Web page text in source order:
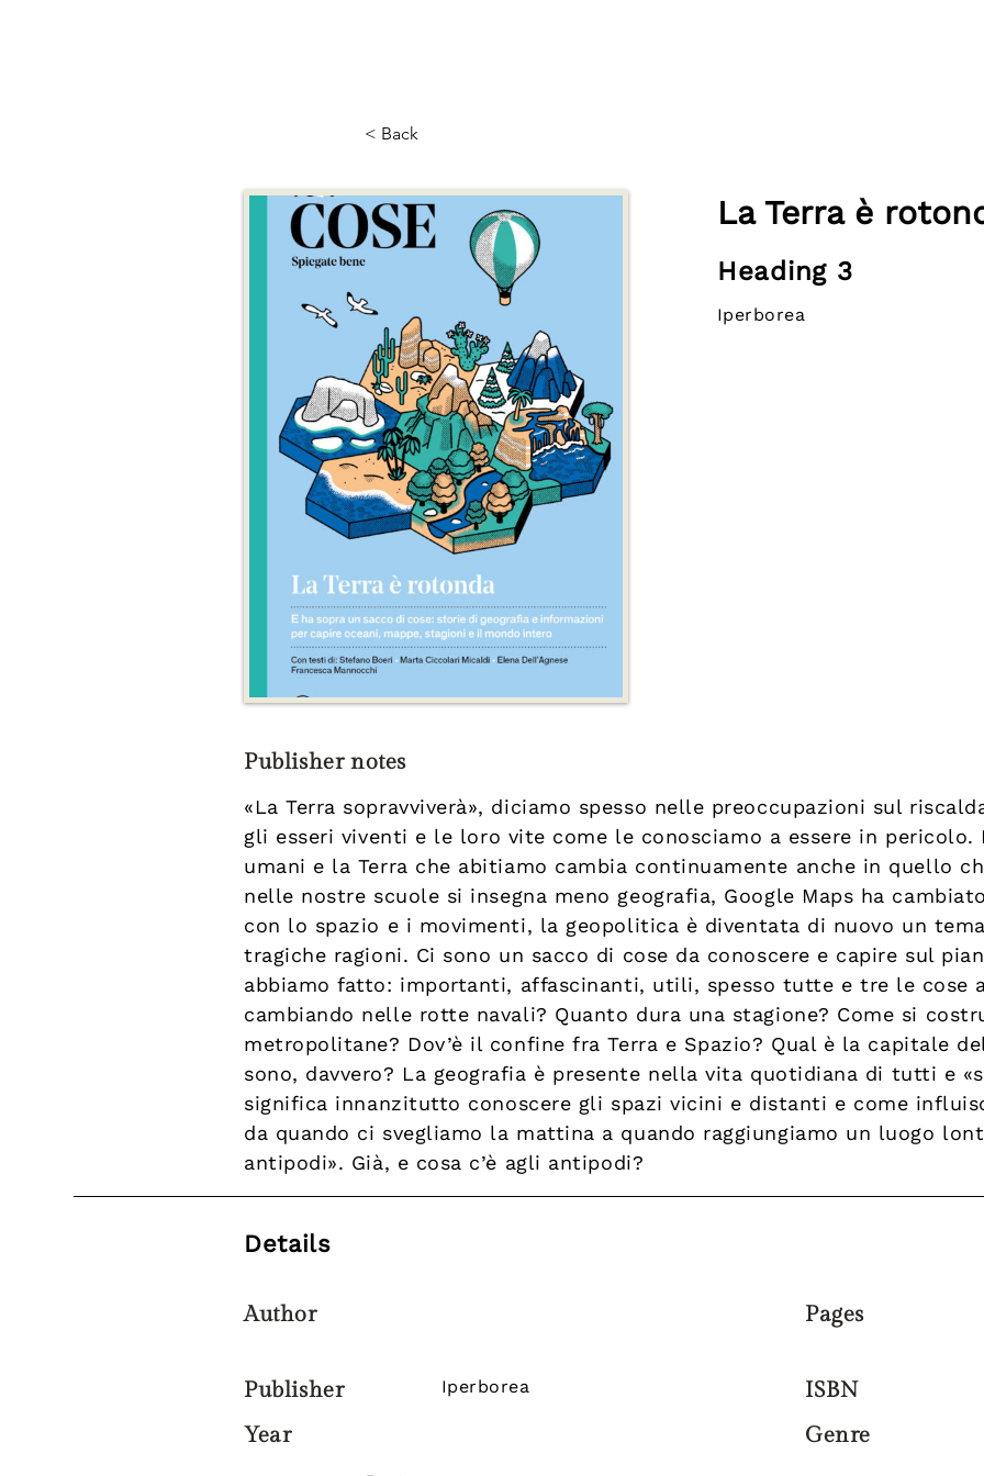
< Back
La Terra è
Heading 3
Iperborea
Publisher notes
«La Terra sopravviverà», diciamo spesso nelle preoccupazioni sul
gli esseri viventi e le loro vite come le conosciamo a essere in
umani e la Terra che abitiamo cambia continuamente anche in quello
nelle nostre scuole si insegna meno geografia, Google Maps ha
con lo spazio e i movimenti, la geopolitica è diventata di nuovo un
tragiche ragioni. Ci sono un sacco di cose da conoscere e capire sul
abbiamo fatto: importanti, affascinanti, utili, spesso tutte e tre le cose
cambiando nelle rotte navali? Quanto dura una stagione? Come si
metropolitane? Dov’è il confine fra Terra e Spazio? Qual è la capitale
sono, davvero? La geografia è presente nella vita quotidiana di tutti e
significa innanzitutto conoscere gli spazi vicini e distanti e come
da quando ci svegliamo la mattina a quando raggiungiamo un luogo
antipodi». Già, e cosa c’è agli antipodi?
Details
Author
Publisher Iperborea
Year
Pages
ISBN
Genre